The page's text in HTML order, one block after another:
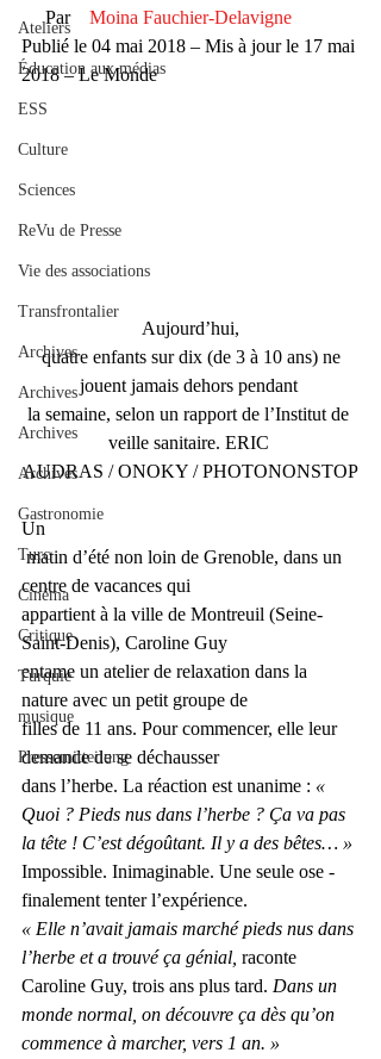
Ateliers
Éducation aux médias
ESS
Culture
Sciences
ReVu de Presse
Vie des associations
Transfrontalier
Archives
Archives
Archives
Archives
Gastronomie
Turc
Cinéma
Critique
Turquie
musique
Pressemitteilung
     Par
Moina Fauchier-Delavigne
Publié le 04 mai 2018 – Mis à jour le 17 mai
2018 – Le Monde
Aujourd’hui,
quatre enfants sur dix (de 3 à 10 ans) ne
jouent jamais dehors pendant
la semaine, selon un rapport de l’Institut de
veille sanitaire. ERIC
AUDRAS / ONOKY / PHOTONONSTOP
Un
matin d’été non loin de Grenoble, dans un
centre de vacances qui
appartient à la ville de Montreuil (Seine-
Saint-Denis), ­Caroline Guy
entame un atelier de relaxation dans la
nature avec un petit groupe de
filles de 11 ans. Pour ­commencer, elle leur
demande de se déchausser
dans l’herbe. La réaction est unanime : «
Quoi ? Pieds nus dans l’herbe ? Ça va pas
la tête ! C’est dégoûtant. Il y a des bêtes… »
Impossible. Inimaginable. Une seule ose ­
finalement tenter l’expérience.
« Elle n’avait jamais marché pieds nus dans
l’herbe et a trouvé ça génial, ­raconte
Caroline Guy, trois ans plus tard. Dans un
monde normal, on ­découvre ça dès qu’on
commence à marcher, vers 1 an. »